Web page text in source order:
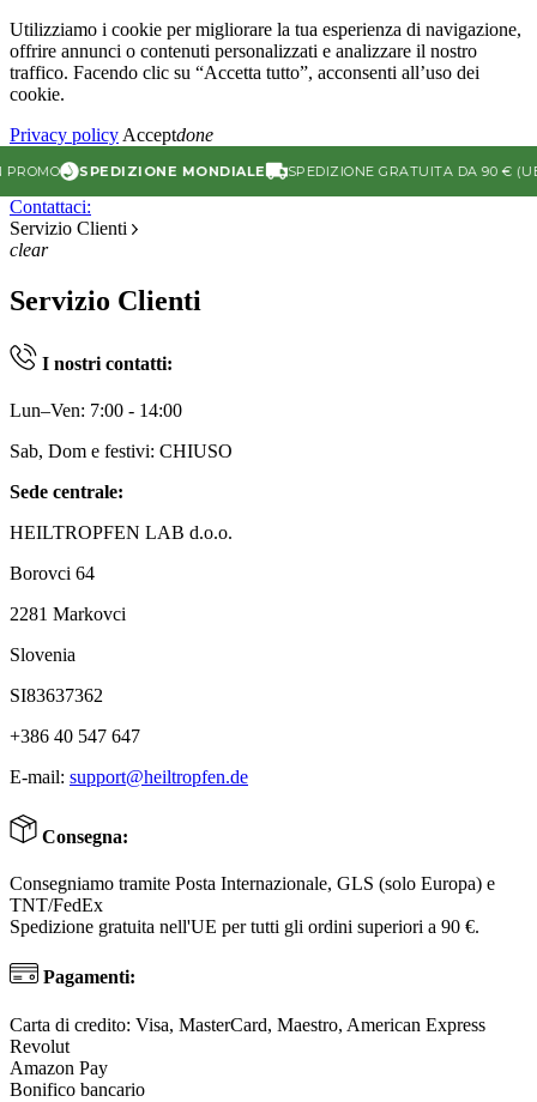
Utilizziamo i cookie per migliorare la tua esperienza di navigazione,
offrire annunci o contenuti personalizzati e analizzare il nostro
traffico. Facendo clic su “Accetta tutto”, acconsenti all’uso dei
cookie.
Privacy policy Acceptdone
SPEDIZIONE MONDIALE SPEDIZIONE GRATUITA DA 90 € (UE)
Contattaci:
Servizio Clienti
clear
Servizio Clienti
I nostri contatti:
Lun–Ven: 7:00 - 14:00
Sab, Dom e festivi: CHIUSO
Sede centrale:
HEILTROPFEN LAB d.o.o.
Borovci 64
2281 Markovci
Slovenia
SI83637362
+386 40 547 647
E-mail: support@heiltropfen.de
Consegna:
Consegniamo tramite Posta Internazionale, GLS (solo Europa) e
TNT/FedEx
Spedizione gratuita nell'UE per tutti gli ordini superiori a 90 €.
Pagamenti:
Carta di credito: Visa, MasterCard, Maestro, American Express
Revolut
Amazon Pay
Bonifico bancario